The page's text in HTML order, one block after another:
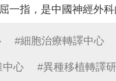
一指，是中國神經外
#細胞治療轉譯中心
中心 #異種移植轉譯